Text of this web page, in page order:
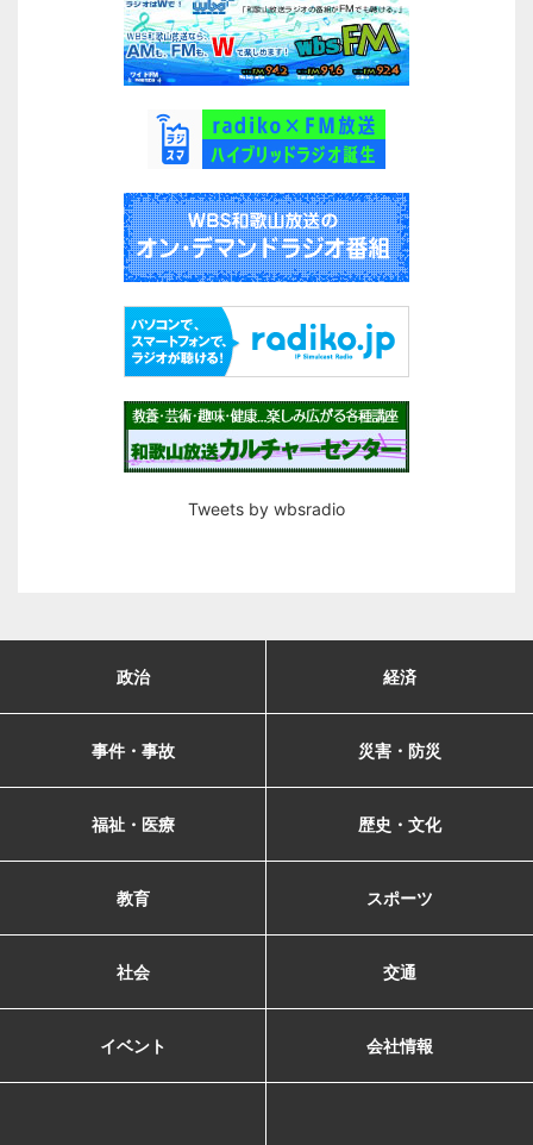
Tweets by wbsradio
政治 経済
事件・事故 災害・防災
福祉・医療 歴史・文化
教育 スポーツ
社会 交通
イベント 会社情報